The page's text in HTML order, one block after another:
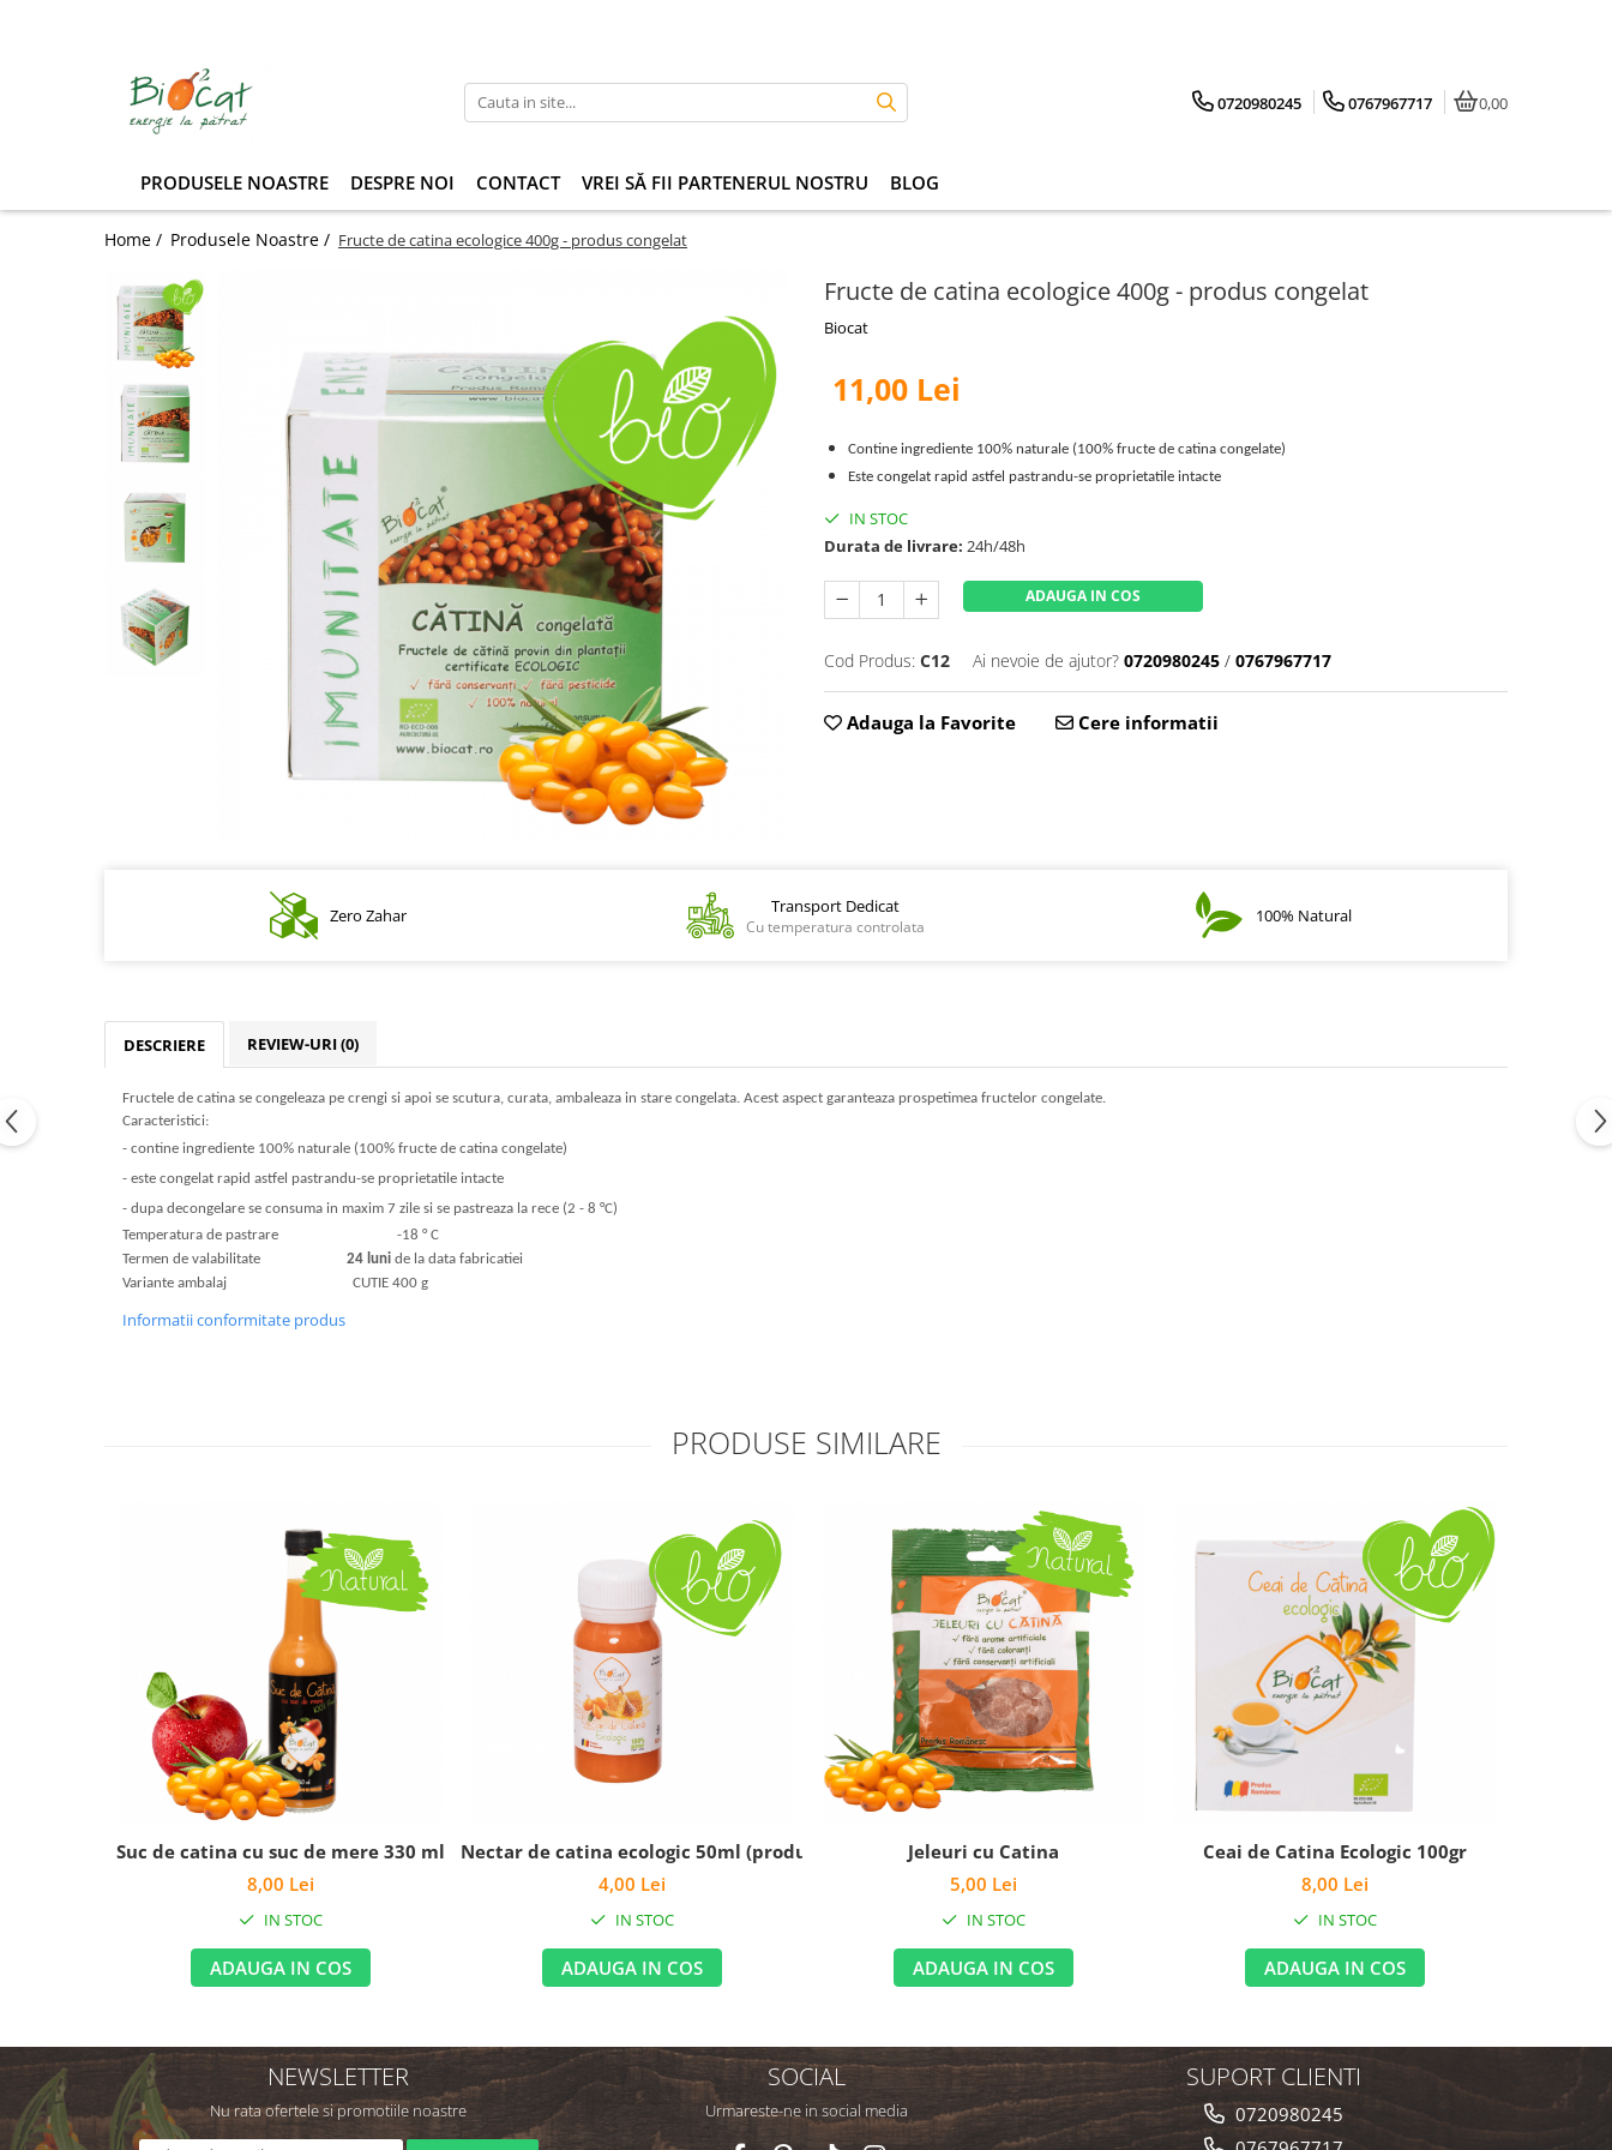
0720980245 0767967717 0,00
PRODUSELE NOASTRE DESPRE NOI CONTACT VREI SĂ FII PARTENERUL NOSTRU BLOG
Home / Produsele Noastre / Fructe de catina ecologice 400g - produs congelat
Fructe de catina ecologice 400g - produs congelat
Biocat
11,00 Lei
Contine ingrediente 100% naturale (100% fructe de catina congelate)
Este congelat rapid astfel pastrandu-se proprietatile intacte
IN STOC
Durata de livrare: 24h/48h
ADAUGA IN COS
Cod Produs: C12 Ai nevoie de ajutor? 0720980245 / 0767967717
Adauga la Favorite Cere informatii
Zero Zahar Transport Dedicat
Cu temperatura controlata 100% Natural
DESCRIERE REVIEW-URI(0)
Fructele de catina se congeleaza pe crengi si apoi se scutura, curata, ambaleaza in stare congelata. Acest aspect garanteaza prospetimea fructelor congelate.
Caracteristici:
- contine ingrediente 100% naturale (100% fructe de catina congelate)
- este congelat rapid astfel pastrandu-se proprietatile intacte
- dupa decongelare se consuma in maxim 7 zile si se pastreaza la rece (2 - 8 °C)
Temperatura de pastrare -18 ° C
Termen de valabilitate 24 luni de la data fabricatiei
Variante ambalaj CUTIE 400 g
Informatii conformitate produs
PRODUSE SIMILARE
Suc de catina cu suc de mere 330 ml
8,00 Lei
IN STOC
ADAUGA IN COS
Nectar de catina ecologic 50ml (produs congelat)
4,00 Lei
IN STOC
ADAUGA IN COS
Jeleuri cu Catina
5,00 Lei
IN STOC
ADAUGA IN COS
Ceai de Catina Ecologic 100gr
8,00 Lei
IN STOC
ADAUGA IN COS
NEWSLETTER
Nu rata ofertele si promotiile noastre
SOCIAL
Urmareste-ne in social media
SUPORT CLIENTI
0720980245